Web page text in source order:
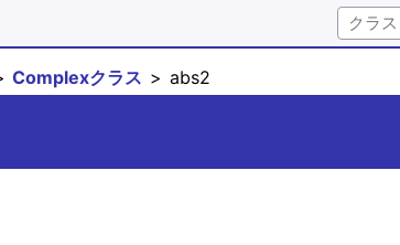
Complexクラス abs2